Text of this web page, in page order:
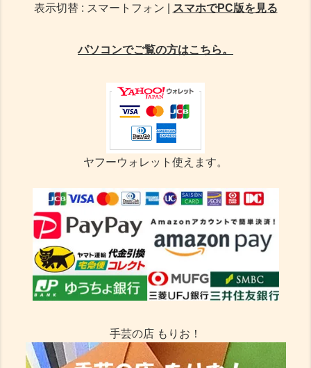
表示切替 : スマートフォン | スマホでPC版を見る
パソコンでご覧の方はこちら。
ヤフーウォレット使えます。
手芸の店 もりお！